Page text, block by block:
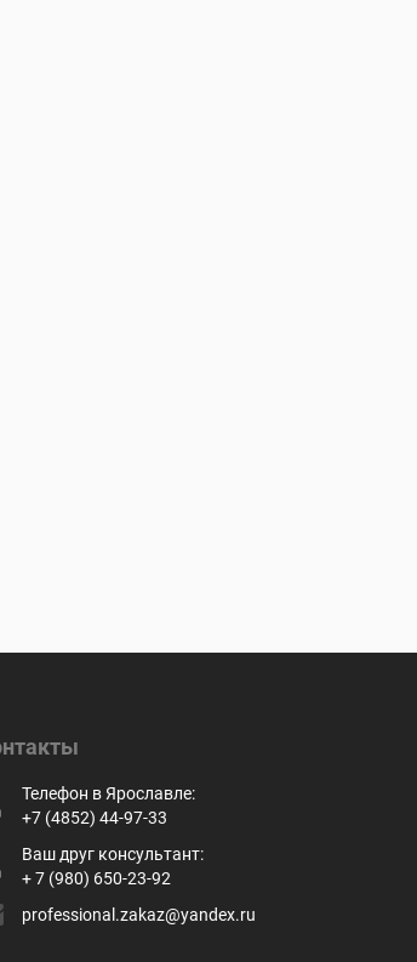
Телефон в Ярославле:
+7 (4852) 44-97-33
Ваш друг консультант:
+ 7 (980) 650-23-92
professional.zakaz@yandex.ru